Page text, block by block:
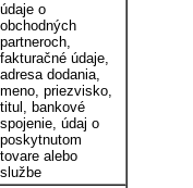
údaje o
obchodných
partneroch,
fakturačné údaje,
adresa dodania,
meno, priezvisko,
titul, bankové
spojenie, údaj o
poskytnutom
tovare alebo
službe